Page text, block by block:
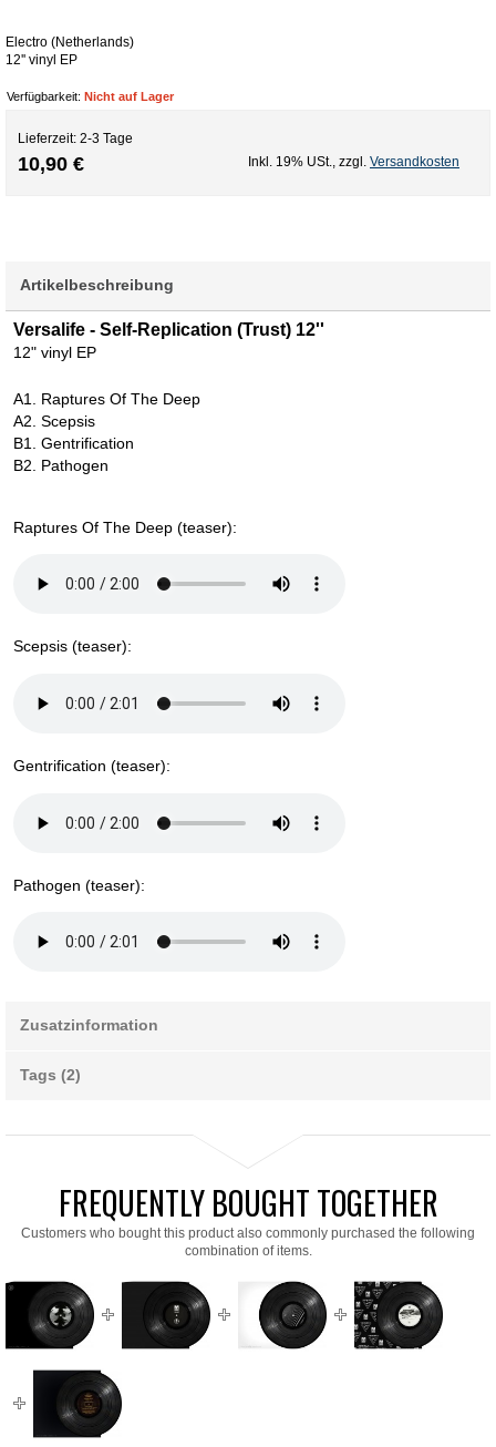
Electro (Netherlands)
12'' vinyl EP
Verfügbarkeit: Nicht auf Lager
Lieferzeit: 2-3 Tage
10,90 € Inkl. 19% USt., zzgl. Versandkosten
Artikelbeschreibung
Versalife - Self-Replication (Trust) 12''
12" vinyl EP
A1. Raptures Of The Deep
A2. Scepsis
B1. Gentrification
B2. Pathogen
Raptures Of The Deep (teaser):
Scepsis (teaser):
Gentrification (teaser):
Pathogen (teaser):
Zusatzinformation
Tags (2)
FREQUENTLY BOUGHT TOGETHER
Customers who bought this product also commonly purchased the following
combination of items.